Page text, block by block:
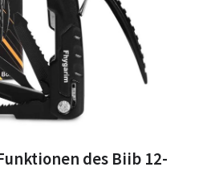
des Biib 12-